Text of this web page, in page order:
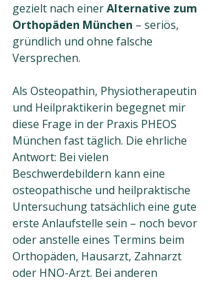
gezielt nach einer Alternative zum
Orthopäden München – seriös,
gründlich und ohne falsche
Versprechen.
Als Osteopathin, Physiotherapeutin
und Heilpraktikerin begegnet mir
diese Frage in der Praxis PHEOS
München fast täglich. Die ehrliche
Antwort: Bei vielen
Beschwerdebildern kann eine
osteopathische und heilpraktische
Untersuchung tatsächlich eine gute
erste Anlaufstelle sein – noch bevor
oder anstelle eines Termins beim
Orthopäden, Hausarzt, Zahnarzt
oder HNO-Arzt. Bei anderen